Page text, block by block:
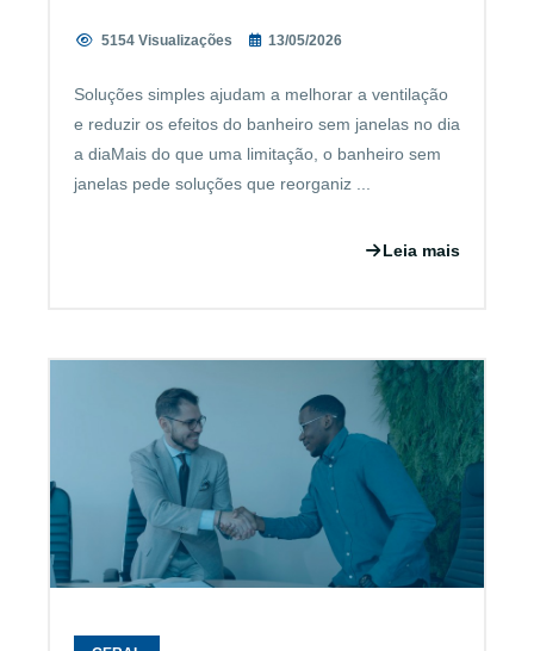
5154 Visualizações 13/05/2026
Soluções simples ajudam a melhorar a ventilação
e reduzir os efeitos do banheiro sem janelas no dia
a diaMais do que uma limitação, o banheiro sem
janelas pede soluções que reorganiz ...
Leia mais